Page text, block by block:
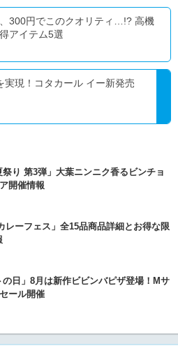
300円でこのクオリティ…!? 高機
アイテム5選
実現！コタカール イー新発売
り 第3弾」大葉ニンニク香るビンチョ
開催情報
レーフェス」全15品商品詳細とお得な限
の日」8月は新作ビビンバピザ登場！Mサ
ール開催